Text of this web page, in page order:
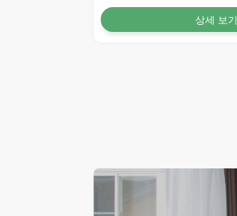
상세 보기